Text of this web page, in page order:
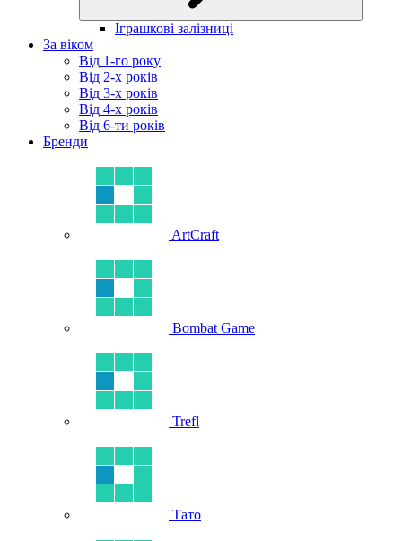
Іграшкові залізниці
За віком
Від 1-го року
Від 2-х років
Від 3-х років
Від 4-х років
Від 6-ти років
Бренди
ArtCraft
Bombat Game
Trefl
Тато